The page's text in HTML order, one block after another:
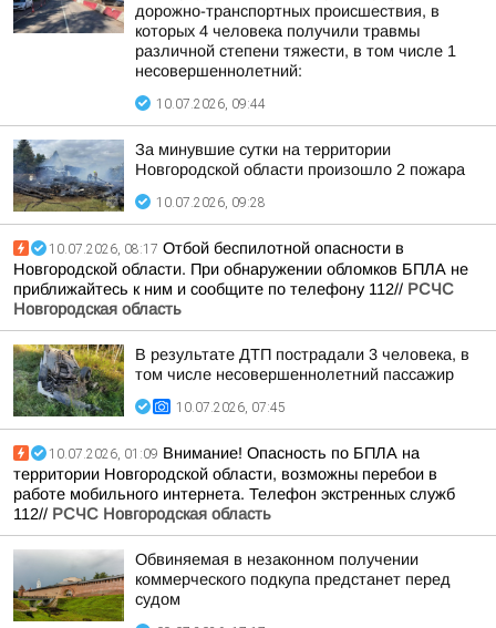
дорожно-транспортных происшествия, в
которых 4 человека получили травмы
различной степени тяжести, в том числе 1
несовершеннолетний:
10.07.2026, 09:44
За минувшие сутки на территории
Новгородской области произошло 2 пожара
10.07.2026, 09:28
10.07.2026, 08:17 Отбой беспилотной опасности в
Новгородской области. При обнаружении обломков БПЛА не
приближайтесь к ним и сообщите по телефону 112// РСЧС
Новгородская область
В результате ДТП пострадали 3 человека, в
том числе несовершеннолетний пассажир
10.07.2026, 07:45
10.07.2026, 01:09 Внимание! Опасность по БПЛА на
территории Новгородской области, возможны перебои в
работе мобильного интернета. Телефон экстренных служб
112// РСЧС Новгородская область
Обвиняемая в незаконном получении
коммерческого подкупа предстанет перед
судом